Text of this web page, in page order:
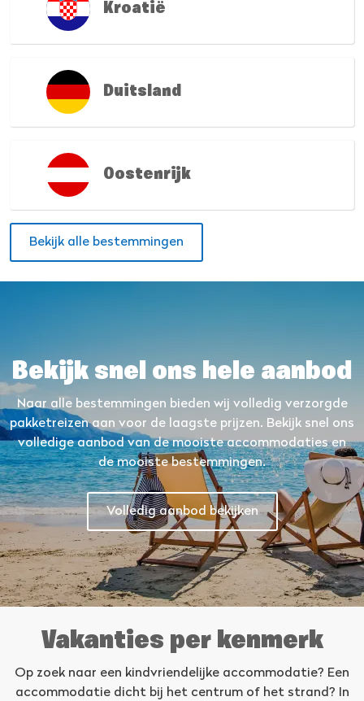
Kroatië
Duitsland
Oostenrijk
Bekijk alle bestemmingen
Bekijk snel ons hele aanbod
Naar alle bestemmingen bieden wij volledig verzorgde
pakketreizen aan voor de laagste prijzen. Bekijk snel ons
volledige aanbod van de mooiste accommodaties en
de mooiste bestemmingen.
Volledig aanbod bekijken
Vakanties per kenmerk
Op zoek naar een kindvriendelijke accommodatie? Een
accommodatie dicht bij het centrum of het strand? In